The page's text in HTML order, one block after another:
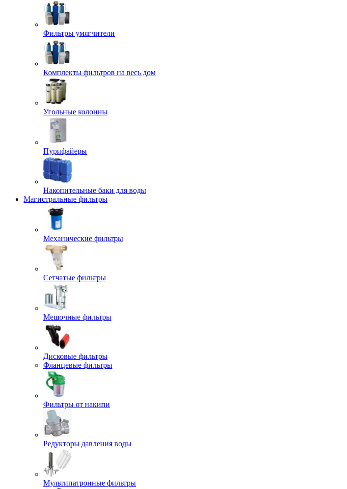
Фильтры умягчители
Комплекты фильтров на весь дом
Угольные колонны
Пурифайеры
Накопительные баки для воды
Магистральные фильтры
Механические фильтры
Сетчатые фильтры
Мешочные фильтры
Дисковые фильтры
Фланцевые фильтры
Фильтры от накипи
Редукторы давления воды
Мультипатронные фильтры